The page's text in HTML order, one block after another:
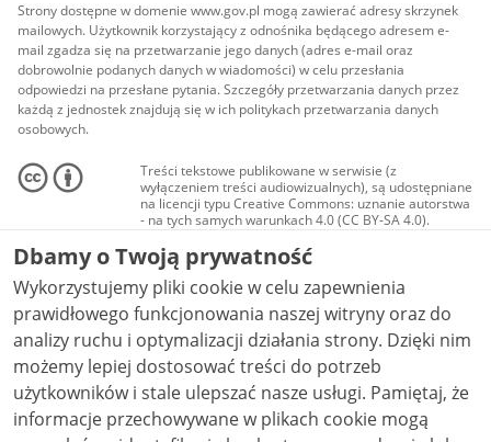
Strony dostępne w domenie www.gov.pl mogą zawierać adresy skrzynek
mailowych. Użytkownik korzystający z odnośnika będącego adresem e-
mail zgadza się na przetwarzanie jego danych (adres e-mail oraz
dobrowolnie podanych danych w wiadomości) w celu przesłania
odpowiedzi na przesłane pytania. Szczegóły przetwarzania danych przez
każdą z jednostek znajdują się w ich politykach przetwarzania danych
osobowych.
Treści tekstowe publikowane w serwisie (z
wyłączeniem treści audiowizualnych), są udostępniane
na licencji typu Creative Commons: uznanie autorstwa
- na tych samych warunkach 4.0 (CC BY-SA 4.0).
Materiały audiowizualne, w tym zdjęcia, materiały
audio i wideo, są udostępniane na licencji typu
Creative Commons: uznanie autorstwa użycie
niekomercyjne - bez utworów zależnych 4.0 (CC BY-
NC-ND 4.0), o ile nie jest to stwierdzone inaczej.
Dbamy o Twoją prywatność
Wykorzystujemy pliki cookie w celu zapewnienia
prawidłowego funkcjonowania naszej witryny oraz do
analizy ruchu i optymalizacji działania strony. Dzięki nim
możemy lepiej dostosować treści do potrzeb
użytkowników i stale ulepszać nasze usługi. Pamiętaj, że
informacje przechowywane w plikach cookie mogą